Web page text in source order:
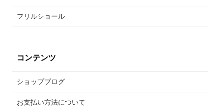
フリルショール
コンテンツ
ショップブログ
お支払い方法について